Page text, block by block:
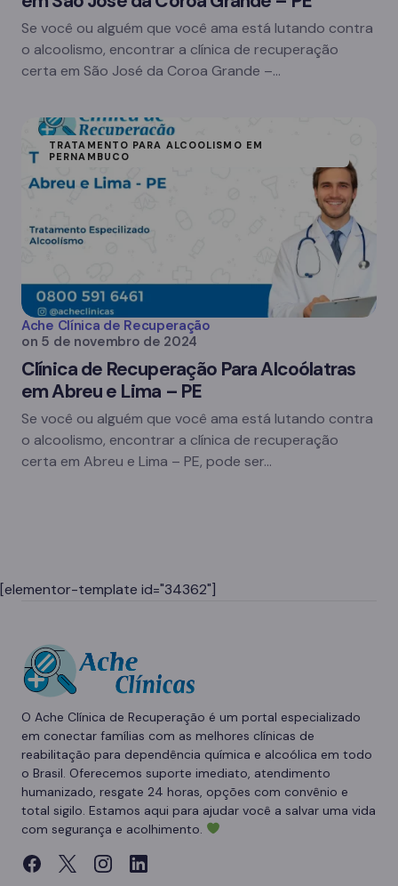
Se você ou alguém que você ama está lutando contra
o alcoolismo, encontrar a clínica de recuperação
certa em São José da Coroa Grande –…
TRATAMENTO PARA ALCOOLISMO EM
PERNAMBUCO
Ache Clínica de Recuperação
on 5 de novembro de 2024
Clínica de Recuperação Para Alcoólatras
em Abreu e Lima – PE
Se você ou alguém que você ama está lutando contra
o alcoolismo, encontrar a clínica de recuperação
certa em Abreu e Lima – PE, pode ser…
[elementor-template id="34362"]
O Ache Clínica de Recuperação é um portal especializado
em conectar famílias com as melhores clínicas de
reabilitação para dependência química e alcoólica em todo
o Brasil. Oferecemos suporte imediato, atendimento
humanizado, resgate 24 horas, opções com convênio e
total sigilo. Estamos aqui para ajudar você a salvar uma vida
com segurança e acolhimento.